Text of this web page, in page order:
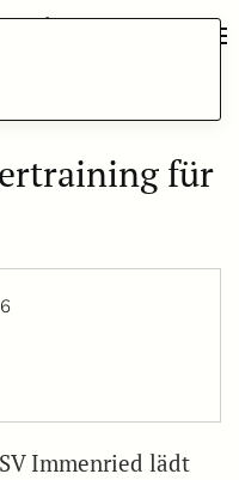
für
Immenried lädt